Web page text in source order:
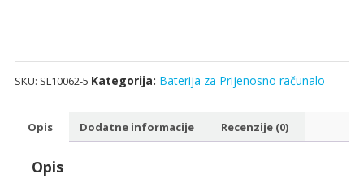
SKU: SL10062-5 Kategorija: Baterija za Prijenosno računalo
Opis Dodatne informacije Recenzije (0)
Opis